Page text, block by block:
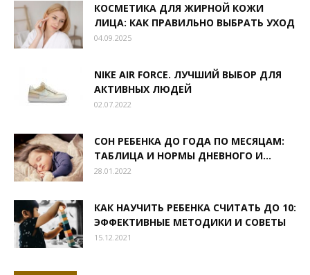
КОСМЕТИКА ДЛЯ ЖИРНОЙ КОЖИ
ЛИЦА: КАК ПРАВИЛЬНО ВЫБРАТЬ УХОД
04.09.2025
NIKE AIR FORCE. ЛУЧШИЙ ВЫБОР ДЛЯ
АКТИВНЫХ ЛЮДЕЙ
02.07.2022
СОН РЕБЕНКА ДО ГОДА ПО МЕСЯЦАМ:
ТАБЛИЦА И НОРМЫ ДНЕВНОГО И...
28.01.2022
КАК НАУЧИТЬ РЕБЕНКА СЧИТАТЬ ДО 10:
ЭФФЕКТИВНЫЕ МЕТОДИКИ И СОВЕТЫ
15.12.2021